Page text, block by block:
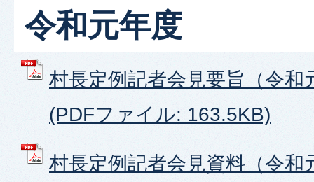
令和元年度
村長定例記者会見要旨（令和
(PDFファイル: 163.5KB)
村長定例記者会見資料（令和